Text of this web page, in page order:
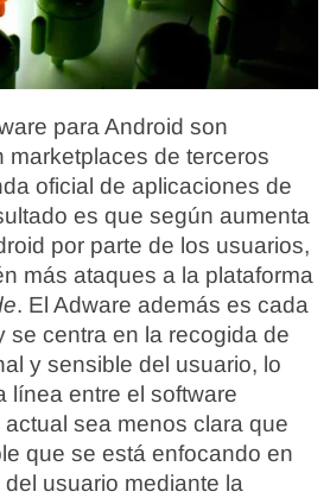
para Android son
marketplaces de terceros
oficial de aplicaciones de
es que según aumenta
por parte de los usuarios,
más ataques a la plataforma
. El Adware además es cada
se centra en la recogida de
y sensible del usuario, lo
línea entre el software
sea menos clara que
que se está enfocando en
usuario mediante la